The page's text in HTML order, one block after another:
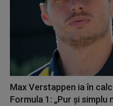
Max Verstappen ia în
Formula 1: „Pur şi simplu